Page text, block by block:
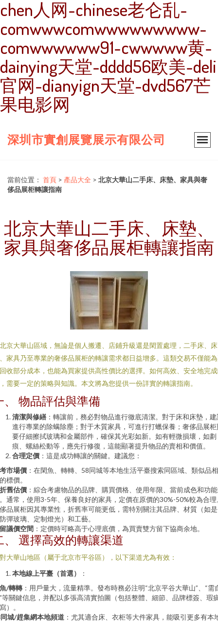
chen人网-chinese老仑乱-
comwwwcomwwwwwwwww-
comwwwwww91-cwwwww黄-
dainying天堂-dddd56欧美-deli
官网-dianyign天堂-dvd567芒
果电影网
深圳市實創展覽展示有限公司
當前位置： 首頁 > 產品大全 > 北京大華山二手床、床墊、家具與奢
侈品展柜轉讓指南
北京大華山二手床、床墊、
家具與奢侈品展柜轉讓指南
京大華山區域，無論是個人搬遷、店鋪升級還是閑置處理，二手床、床
家具乃至專業的奢侈品展柜的轉讓需求都日益增多。這類交易不僅能
收部分成本，也能為買家提供高性價比的選擇。如何高效、安全地完
需要一定的策略與知識。本文將為您提供一份詳實的轉讓指南。
、 物品評估與準備
清潔與修繕 ：轉讓前，務必對物品進行徹底清潔。對于床和床墊，建
進行專業的除螨除塵；對于木質家具，可進行打蠟保養；奢侈品展柜
要仔細擦拭玻璃和金屬部件，確保其光彩如新。如有輕微損壞，如劃
痕、螺絲松動等，應先行修復，這能顯著提升物品的賣相和價值。
合理定價 ：這是成功轉讓的關鍵。建議您：
市場價 ：在閑魚、轉轉、58同城等本地生活平臺搜索同區域、類似品
標價。
舊估價 ：綜合考慮物品的品牌、購買價格、使用年限、當前成色和功
通常，使用3-5年、保養良好的家具，定價在原價的30%-50%較為合理
品展柜因其專業性，折舊率可能更低，需特別關注其品牌、材質（如
彈玻璃、定制燈光）和工藝。
議價空間 ：定價時可略高于心理底價，為買賣雙方留下協商余地。
、 選擇高效的轉讓渠道
大華山地區（屬于北京市平谷區），以下渠道尤為有效：
本地線上平臺（首選）
：
/轉轉 ：用戶量大，流量精準。發布時務必注明“北京平谷大華山”、“需
等關鍵信息，并配以多張高清實拍圖（包括整體、細節、品牌標簽、瑕
）。
城/趕集網本地頻道 ：尤其適合床、衣柜等大件家具，能吸引更多有本